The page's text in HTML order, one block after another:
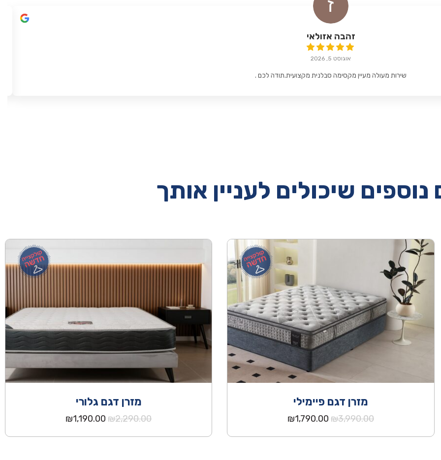
זהבה אזולאי
אוגוסט 5, 2026
שירות מעולה מעיין מקסימה סבלנית מקצועית.תודה לכם .
נוספים שיכולים לעניין אותך
מזרן דגם פיימילי
₪3,990.00
המחיר
היה:
₪1,790.00
המחיר
הוא:
מזרן דגם גלורי
₪2,290.00
המחיר
היה:
₪1,190.00
המחיר
הוא: